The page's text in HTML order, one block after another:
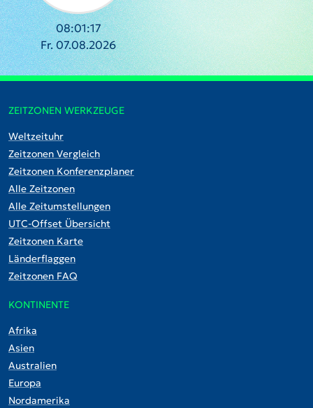
08:01:18
Fr. 07.08.2026
ZEITZONEN WERKZEUGE
Weltzeituhr
Zeitzonen Vergleich
Zeitzonen Konferenzplaner
Alle Zeitzonen
Alle Zeitumstellungen
UTC-Offset Übersicht
Zeitzonen Karte
Länderflaggen
Zeitzonen FAQ
KONTINENTE
Afrika
Asien
Australien
Europa
Nordamerika